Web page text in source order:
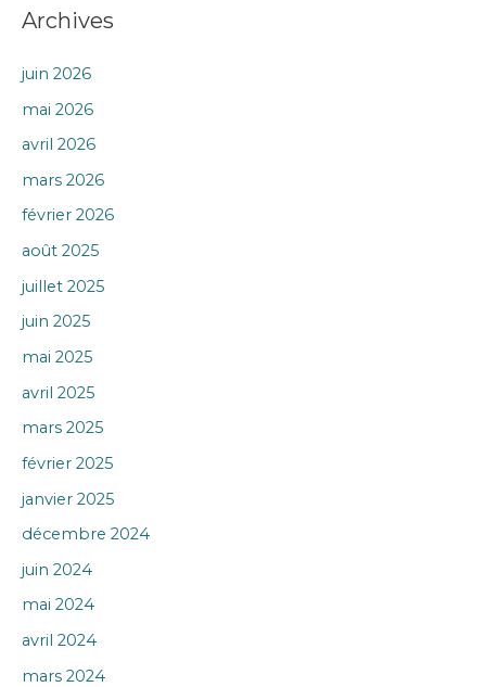
Archives
juin 2026
mai 2026
avril 2026
mars 2026
février 2026
août 2025
juillet 2025
juin 2025
mai 2025
avril 2025
mars 2025
février 2025
janvier 2025
décembre 2024
juin 2024
mai 2024
avril 2024
mars 2024